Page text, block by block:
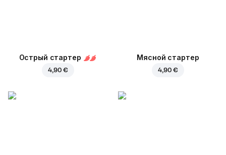
Острый стартер
4,90 €
Мясной стартер
4,90 €